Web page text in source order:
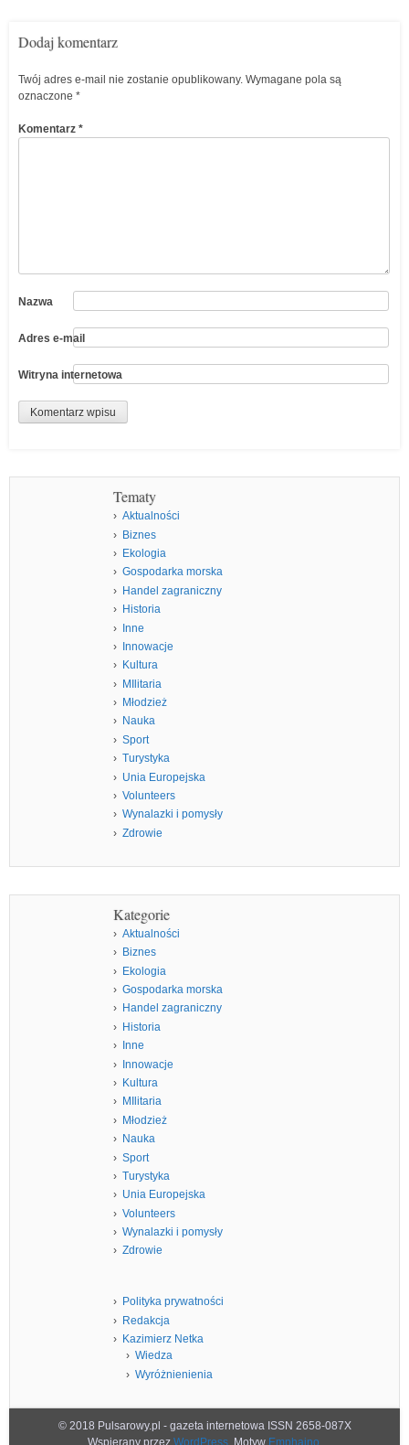
Dodaj komentarz
Twój adres e-mail nie zostanie opublikowany. Wymagane pola są
oznaczone *
Komentarz *
Nazwa
Adres e-mail
Witryna internetowa
Tematy
Aktualności
Biznes
Ekologia
Gospodarka morska
Handel zagraniczny
Historia
Inne
Innowacje
Kultura
MIlitaria
Młodzież
Nauka
Sport
Turystyka
Unia Europejska
Volunteers
Wynalazki i pomysły
Zdrowie
Kategorie
Aktualności
Biznes
Ekologia
Gospodarka morska
Handel zagraniczny
Historia
Inne
Innowacje
Kultura
MIlitaria
Młodzież
Nauka
Sport
Turystyka
Unia Europejska
Volunteers
Wynalazki i pomysły
Zdrowie
Polityka prywatności
Redakcja
Kazimierz Netka
Wiedza
Wyróżnienienia
© 2018 Pulsarowy.pl - gazeta internetowa ISSN 2658-087X
Wspierany przez WordPress. Motyw Emphaino